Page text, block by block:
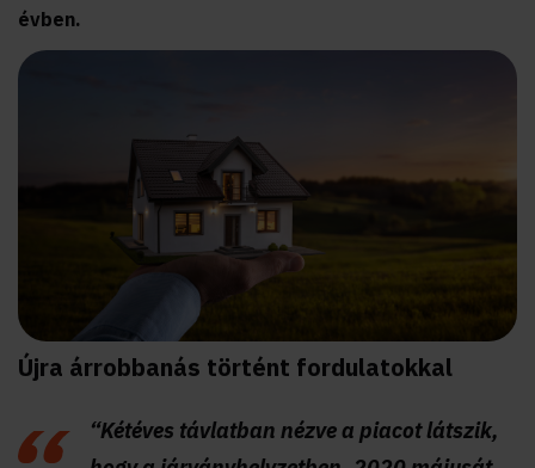
évben.
Újra árrobbanás történt fordulatokkal
“Kétéves távlatban nézve a piacot látszik,